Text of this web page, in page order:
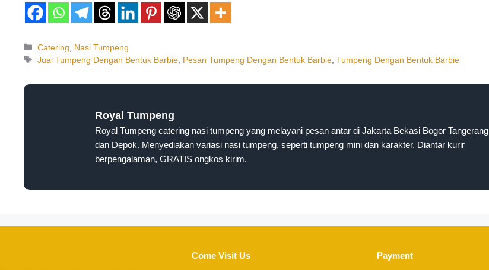
Catering
Nasi Tumpeng
Jual Tumpeng Dengan Bentuk Barbie Pesan Tumpeng Dengan Bentuk Barbie ,Tumpeng Dengan Bentuk Barbie
Royal Tumpeng
Royal Tumpeng catering nasi tumpeng yang melayani pesan antar di Jakarta Bekasi Bogor Tangerang
dan Depok. Menyediakan variasi nasi tumpeng, seperti tumpeng mini dan karakter. Diantar kurir
berpengalaman, GRATIS ongkos kirim.
Come Visit Us Payment